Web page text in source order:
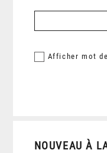
Afficher mot
NOUVEAU À